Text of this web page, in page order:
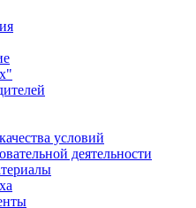
условий
деятельности